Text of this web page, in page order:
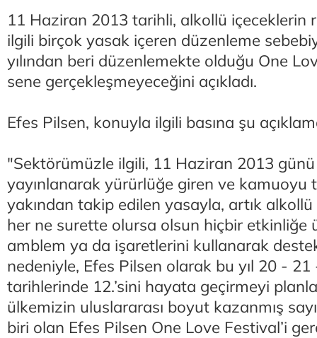
11 Haziran 2013 tarihli, alkollü içeceklerin
ilgili birçok yasak içeren düzenleme
yılından beri düzenlemekte olduğu One
sene gerçekleşmeyeceğini açıkladı.
Efes Pilsen, konuyla ilgili basına şu
"Sektörümüzle ilgili, 11 Haziran 2013 günü
yayınlanarak yürürlüğe giren ve kamuoyu
yakından takip edilen yasayla, artık alkollü
her ne surette olursa olsun hiçbir etkinliğe
amblem ya da işaretlerini kullanarak
nedeniyle, Efes Pilsen olarak bu yıl 20 -
tarihlerinde 12.’sini hayata geçirmeyi
ülkemizin uluslararası boyut kazanmış
biri olan Efes Pilsen One Love Festival’i